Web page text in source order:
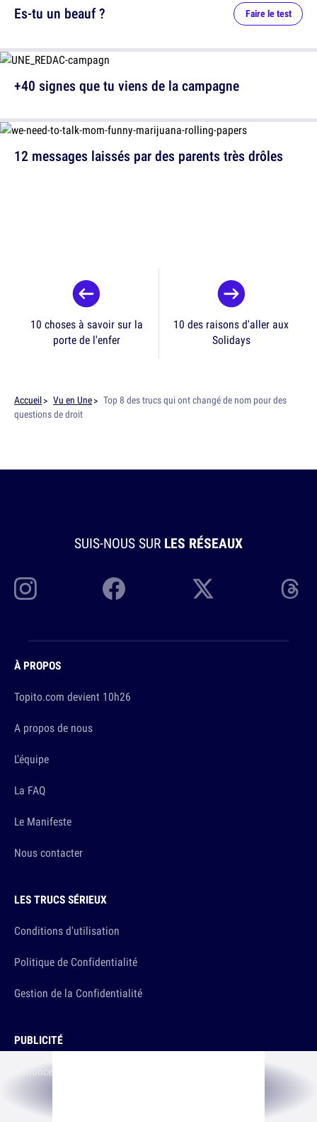
12 messages laissés par des parents très drôles
Es-tu un beauf ? Faire le test
+40 signes que tu viens de la campagne
10 choses à savoir sur la
porte de l'enfer
10 des raisons d'aller aux
Solidays
Accueil Vu en Une
Top 8 des trucs qui ont changé de nom pour des
questions de droit
SUIS-NOUS SUR LES RÉSEAUX
À PROPOS
Topito.com devient 10h26
A propos de nous
L'équipe
La FAQ
Le Manifeste
Nous contacter
LES TRUCS SÉRIEUX
Conditions d'utilisation
Politique de Confidentialité
Gestion de la Confidentialité
PUBLICITÉ
Annoncer sur 10h26